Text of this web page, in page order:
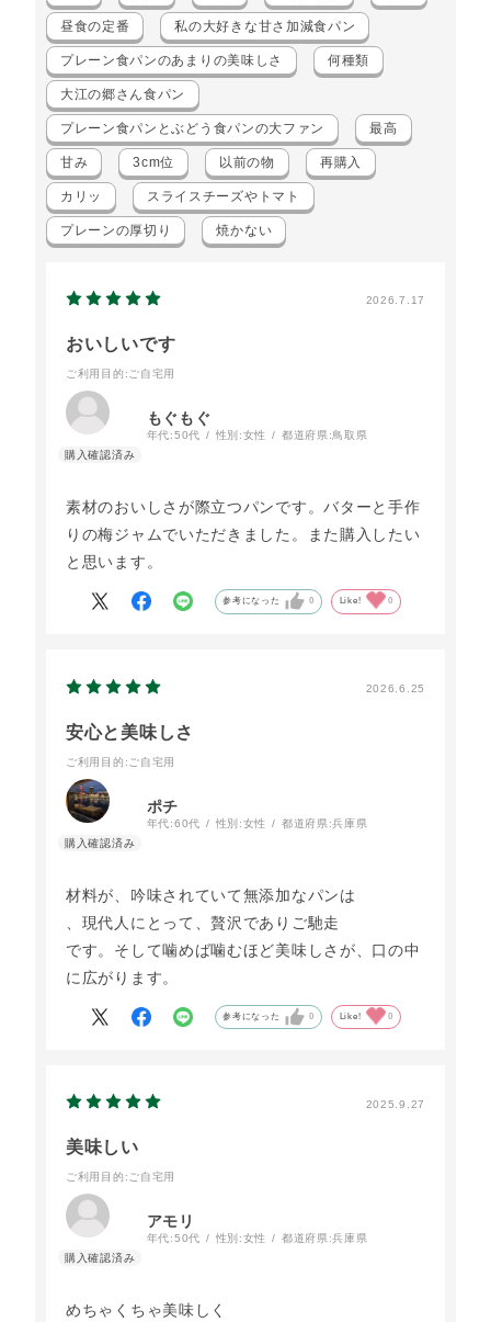
昼食の定番 私の大好きな甘さ加減食パン
プレーン食パンのあまりの美味しさ 何種類
大江の郷さん食パン
プレーン食パンとぶどう食パンの大ファン 最高
甘み 3cm位 以前の物 再購入
カリッ スライスチーズやトマト
プレーンの厚切り 焼かない
2026.7.17
おいしいです
ご利用目的 :ご自宅用
もぐもぐ
年代:50代 性別:女性 都道府県:鳥取県
素材のおいしさが際立つパンです。バターと手作
りの梅ジャムでいただきました。また購入したい
と思います。
参考になった 0 Like! 0
2026.6.25
安心と美味しさ
ご利用目的 :ご自宅用
ポチ
年代:60代 性別:女性 都道府県:兵庫県
材料が、吟味されていて無添加なパンは
、現代人にとって、贅沢でありご馳走
です。そして噛めば噛むほど美味しさが、口の中
に広がります。
参考になった 0 Like! 0
2025.9.27
美味しい
ご利用目的 :ご自宅用
アモリ
年代:50代 性別:女性 都道府県:兵庫県
めちゃくちゃ美味しく